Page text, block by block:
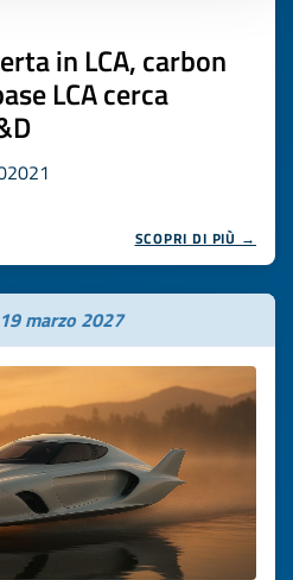
in LCA, carbon
LCA cerca
SCOPRI DI PIÙ →
19 marzo 2027